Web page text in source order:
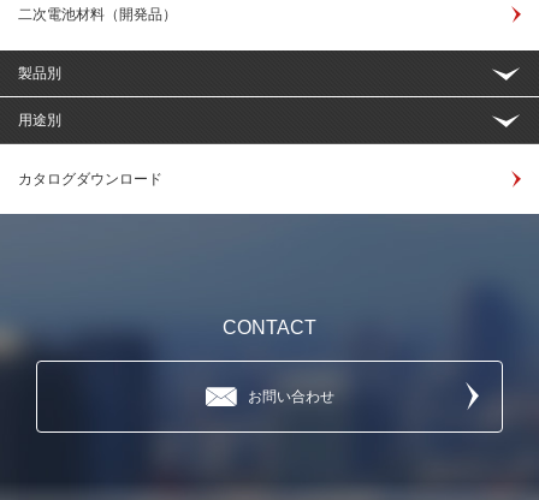
二次電池材料（開発品）
製品別
用途別
カタログダウンロード
CONTACT
お問い合わせ